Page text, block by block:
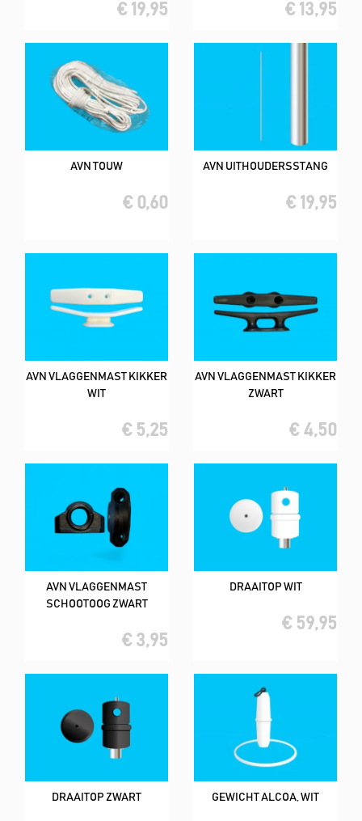
€ 19,95 € 13,95
AVN TOUW
€ 0,60
AVN UITHOUDERSSTANG
€ 19,95
AVN VLAGGENMAST KIKKER
WIT
€ 5,25
AVN VLAGGENMAST KIKKER
ZWART
€ 4,50
AVN VLAGGENMAST
SCHOOTOOG ZWART
€ 3,95
DRAAITOP WIT
€ 59,95
DRAAITOP ZWART GEWICHT ALCOA, WIT